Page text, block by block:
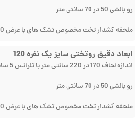
رو بالشی 50 در 70 سانتی متر
ملحفه کشدار تخت مخصوص تشک های با عرض 90
ابعاد دقیق روتختی سایز یک نفره 120
اندازه لحاف 170 در 220 سانتی متر با تلرانس 5 سانتی متر
رو بالشی 50 در 70 سانتی متر
ملحفه کشدار تخت مخصوص تشک های با عرض 120